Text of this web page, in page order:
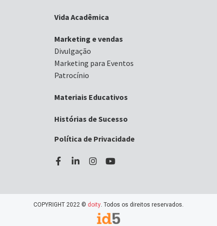
Vida Acadêmica
Marketing e vendas
Divulgação
Marketing para Eventos
Patrocínio
Materiais Educativos
Histórias de Sucesso
Política de Privacidade
COPYRIGHT 2022 © doity. Todos os direitos reservados.